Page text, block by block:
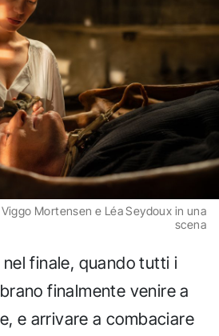
Mortensen e Léa Seydoux in una
scena
finale, quando tutti i
finalmente venire a
e arrivare a combaciare